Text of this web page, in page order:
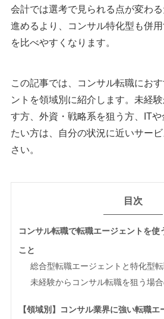
会計では選考で見られる点が変わ
進めるより、コンサル特化型も併
を比べやすくなります。
この記事では、コンサル転職にお
ントを領域別に紹介します。未経
す方、外資・戦略系を狙う方、IT
たい方は、自分の状況に近いサー
さい。
目次
コンサル転職で転職エージェントを使
こと
総合型転職エージェントと特化型
未経験からコンサル転職を狙う場
【領域別】コンサル業界に強い転職エ